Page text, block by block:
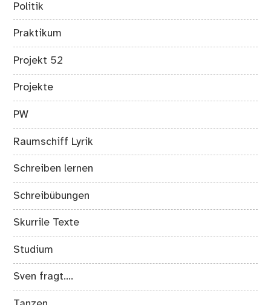
Politik
Praktikum
Projekt 52
Projekte
PW
Raumschiff Lyrik
Schreiben lernen
Schreibübungen
Skurrile Texte
Studium
Sven fragt….